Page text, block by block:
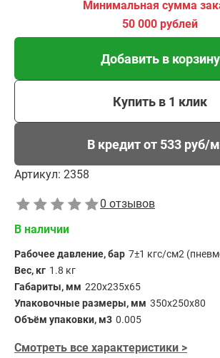
Минимальная сумма
50 000 рублей
Добавить в корзину
Купить в 1 клик
В кредит от 533 руб/
Артикул: 2358
0 отзывов
В наличии
Рабочее давление, бар 7±1 кгс/см2
Вес, кг 1.8 кг
Габариты, мм 220х235х65
Упаковочные размеры, мм 350x250x80
Объём упаковки, м3 0.005
Смотреть все характеристики >